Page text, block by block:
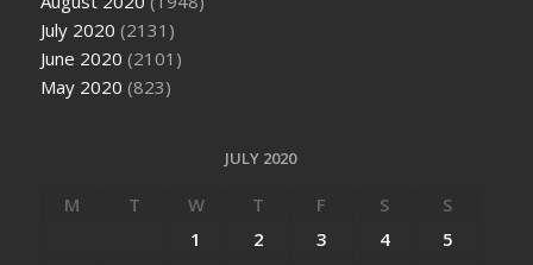
July 2020 (2131)
June 2020 (2101)
May 2020 (823)
JULY 2020
M T W T F S
S
1
2 3 4
5